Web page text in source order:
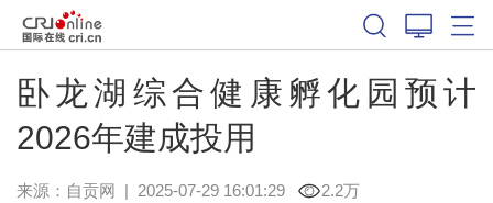
卧龙湖综合健康孵化园预计
2026年建成投用
来源： 自贡网 | 2025-07-29 16:01:29 2.2万